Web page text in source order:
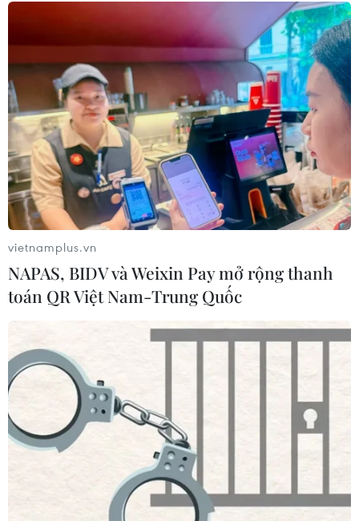
TIN CÙNG CHUYÊN MỤC
Iran và Oman thống nhất mở lại eo
biển Hormuz trong 60 ngày
vietnamplus.vn
NAPAS, BIDV và Weixin Pay mở rộng thanh
toán QR Việt Nam-Trung Quốc